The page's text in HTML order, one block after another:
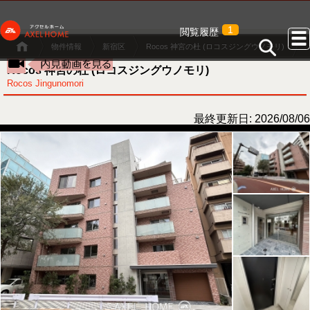
閲覧履歴 1
物件情報 新宿区 Rocos 神宮の杜 (ロコスジングウノモリ)
Rocos 神宮の杜 (ロコスジングウノモリ)
Rocos Jingunomori
最終更新日: 2026/08/06